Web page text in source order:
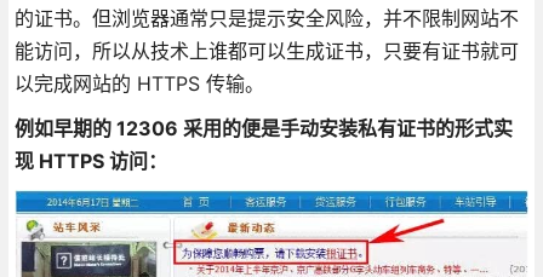
的证书。但浏览器通常只是提示安全风险，并不限制网站不
能访问，所以从技术上谁都可以生成证书，只要有证书就可
以完成网站的 HTTPS 传输。
例如早期的 12306 采用的便是手动安装私有证书的形式实
现 HTTPS 访问：